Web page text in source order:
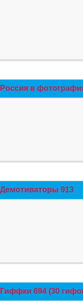
Россия в
Демотиваторы 913
Гиффки 694 (30